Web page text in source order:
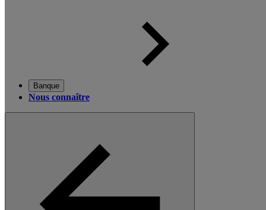
Banque
Nous connaître